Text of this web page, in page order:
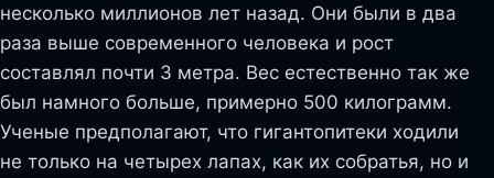
несколько миллионов лет назад. Они были в два
раза выше современного человека и рост
составлял почти 3 метра. Вес естественно так же
был намного больше, примерно 500 килограмм.
Ученые предполагают, что гигантопитеки ходили
не только на четырех лапах, как их собратья, но и